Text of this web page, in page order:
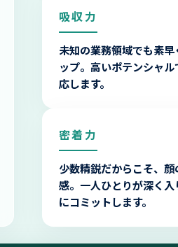
吸収力
未知の業務領域でも素
ップ。高いポテンシャ
応します。
密着力
少数精鋭だからこそ、
感。一人ひとりが深く
にコミットします。